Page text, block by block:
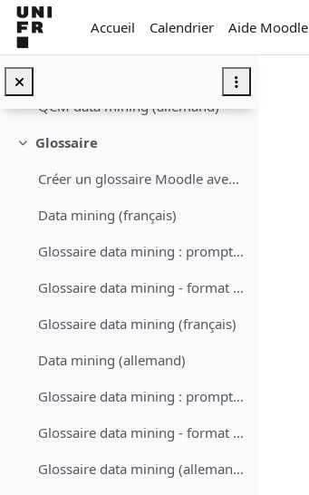
Passer au contenu principal
Accueil
Calendrier Aide Moodle
QCM data mining : prompt (allemand)
QCM data mining - format GIFT (allemand)
QCM data mining (allemand)
Replier
Glossaire
Créer un glossaire Moodle avec ChatGPTDemander à C...
Data mining (français)
Glossaire data mining : prompt (français)
Glossaire data mining - format XML (français)
Glossaire data mining (français)
Data mining (allemand)
Glossaire data mining : prompt (allemand)
Glossaire data mining - format XML (allemand)
Glossaire data mining (allemand)